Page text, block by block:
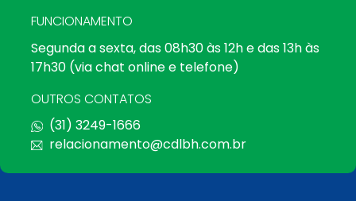
FUNCIONAMENTO
Segunda a sexta, das 08h30 às 12h e das 13h às
17h30 (via chat online e telefone)
OUTROS CONTATOS
(31) 3249-1666
relacionamento@cdlbh.com.br